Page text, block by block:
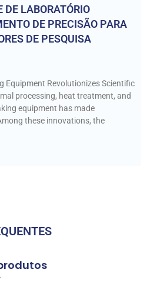
DE LABORATÓRIO
DE PRECISÃO PARA
DE PESQUISA
Equipment Revolutionizes Scientific
processing, heat treatment, and
equipment has made
these innovations, the